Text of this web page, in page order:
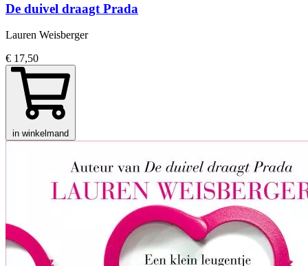
De duivel draagt Prada
Lauren Weisberger
€ 17,50
in winkelmand